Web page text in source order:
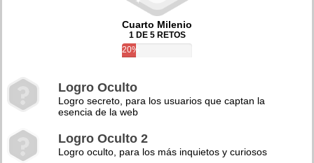
Cuarto Milenio
1 DE 5 RETOS
20%
Logro Oculto
Logro secreto, para los usuarios que captan la
esencia de la web
Logro Oculto 2
Logro oculto, para los más inquietos y curiosos